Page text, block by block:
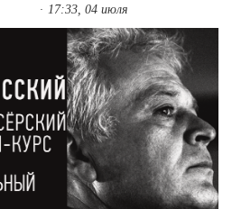
17:33, 04 июля